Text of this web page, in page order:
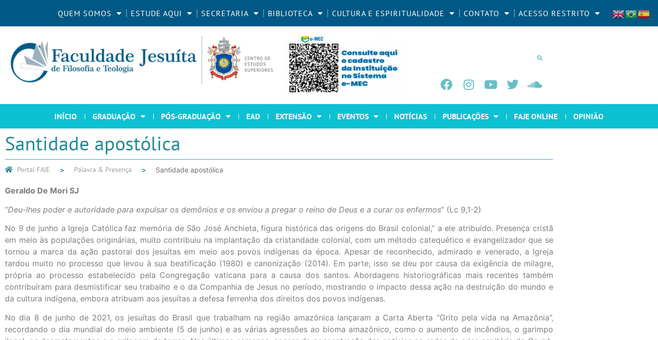
QUEM SOMOS ESTUDE AQUI SECRETARIA BIBLIOTECA CULTURA E ESPIRITUALIDADE CONTATO ACESSO RESTRITO
INÍCIO GRADUAÇÃO PÓS-GRADUAÇÃO EAD EXTENSÃO EVENTOS NOTÍCIAS PUBLICAÇÕES FAJE ONLINE OPINIÃO
Santidade apostólica
Portal FAJE Palavra & Presença Santidade apostólica
Geraldo De Mori SJ
“Deu-lhes poder e autoridade para expulsar os demônios e os enviou a pregar o reino de Deus e a curar os enfermos” (Lc 9,1-2)
No 9 de junho a Igreja Católica faz memória de São José Anchieta, figura histórica das origens do Brasil colonial,” a ele atribuído. Presença cristã
em meio às populações originárias, muito contribuiu na implantação da cristandade colonial, com um método catequético e evangelizador que se
tornou a marca da ação pastoral dos jesuítas em meio aos povos indígenas da época. Apesar de reconhecido, admirado e venerado, a Igreja
tardou muito no processo que levou à sua beatificação (1980) e canonização (2014). Em parte, isso se deu por causa da exigência de milagre,
própria ao processo estabelecido pela Congregação vaticana para a causa dos santos. Abordagens historiográficas mais recentes também
contribuíram para desmistificar seu trabalho e o da Companhia de Jesus no período, mostrando o impacto dessa ação na destruição do mundo e
da cultura indígena, embora atribuam aos jesuítas a defesa ferrenha dos direitos dos povos indígenas.
No dia 8 de junho de 2021, os jesuítas do Brasil que trabalham na região amazônica lançaram a Carta Aberta “Grito pela vida na Amazônia”,
recordando o dia mundial do meio ambiente (5 de junho) e as várias agressões ao bioma amazônico, como o aumento de incêndios, o garimpo